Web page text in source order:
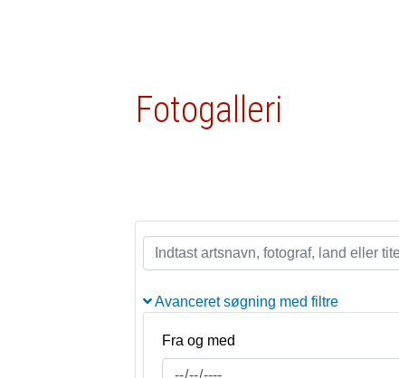
Fotogalleri
Avanceret søgning med filtre
Fra og med